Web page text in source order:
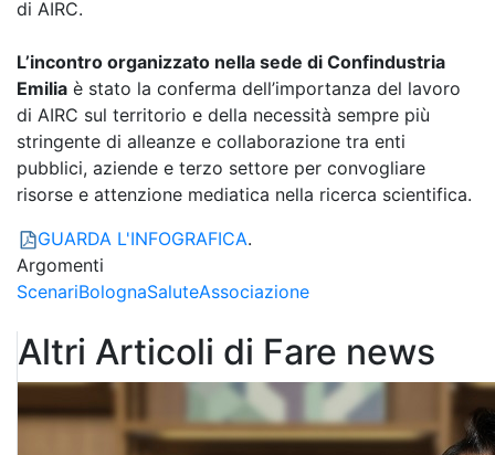
di AIRC.
L’incontro organizzato nella sede di Confindustria
Emilia è stato la conferma dell’importanza del lavoro
di AIRC sul territorio e della necessità sempre più
stringente di alleanze e collaborazione tra enti
pubblici, aziende e terzo settore per convogliare
risorse e attenzione mediatica nella ricerca scientifica.
GUARDA L'INFOGRAFICA.
Argomenti
ScenariBolognaSaluteAssociazione
Altri Articoli di Fare news